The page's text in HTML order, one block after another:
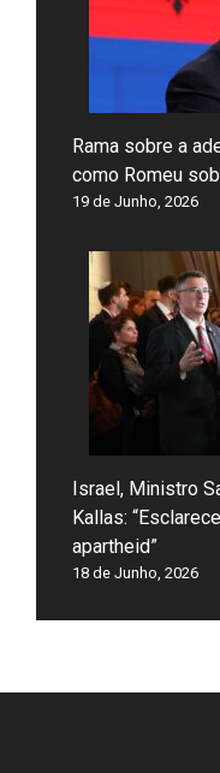
Rama sobre a
como Romeu
19 de Junho, 2026
Israel, Ministro
Kallas:
apartheid”
18 de Junho, 2026